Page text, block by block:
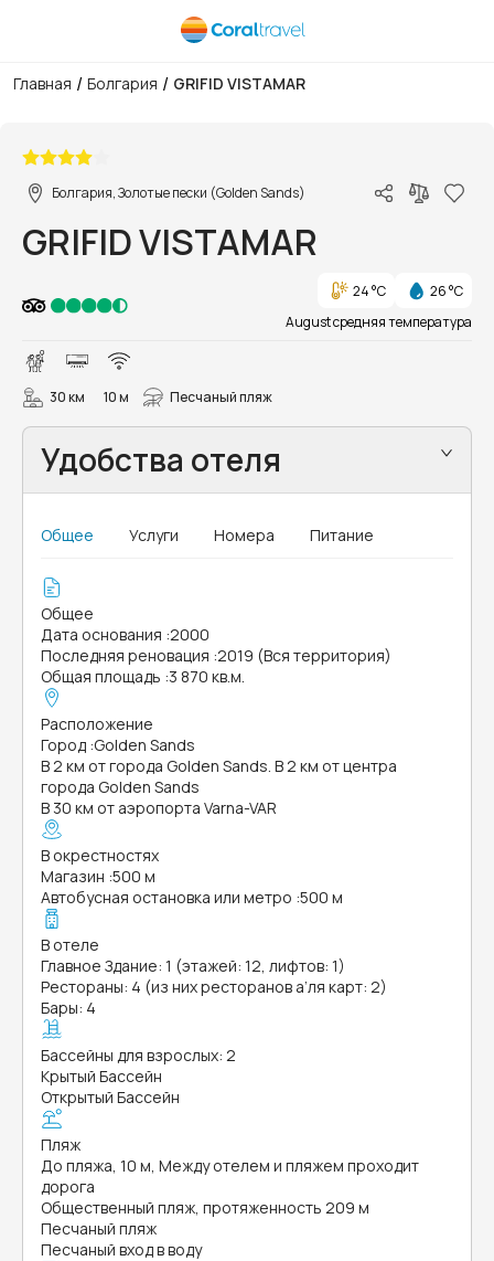
Главная / Болгария / GRIFID VISTAMAR
Болгария, Золотые пески (Golden Sands)
GRIFID VISTAMAR
24 °C
26 °C
August средняя температура
30 км 10 м Песчаный пляж
Удобства отеля
Общее Услуги Номера Питание
Общее
Дата основания :2000
Последняя реновация :2019 (Вся территория)
Общая площадь :3 870 кв.м.
Расположение
Город :Golden Sands
В 2 км от города Golden Sands. В 2 км от центра
города Golden Sands
В 30 км от аэропорта Varna-VAR
В окрестностях
Магазин :500 м
Автобусная остановка или метро :500 м
В отеле
Главное Здание: 1 (этажей: 12, лифтов: 1)
Рестораны: 4 (из них ресторанов а’ля карт: 2)
Бары: 4
Бассейны для взрослых: 2
Крытый Бассейн
Открытый Бассейн
Пляж
До пляжа, 10 м, Между отелем и пляжем проходит
дорога
Общественный пляж, протяженность 209 м
Песчаный пляж
Песчаный вход в воду